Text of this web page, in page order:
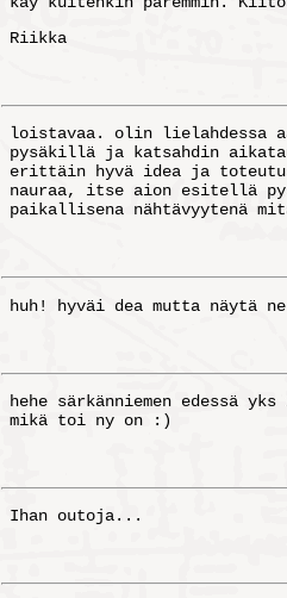
Riikka
loistavaa. olin lielahdessa
pysäkillä ja katsahdin
erittäin hyvä idea ja
nauraa, itse aion esitellä
paikallisena nähtävyytenä
huh! hyväi dea mutta näytä
hehe särkänniemen edessä
mikä toi ny on :)
Ihan outoja...